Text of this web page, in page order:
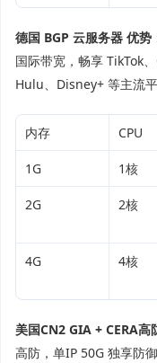
德国 BGP 云服务器 优势
国际带宽，畅享 TikTok
Hulu、Disney+ 等主流
内存 CPU
1G 1核
2G 2核
4G 4核
美国CN2 GIA + CERA高
高防，单IP 50G 独享防